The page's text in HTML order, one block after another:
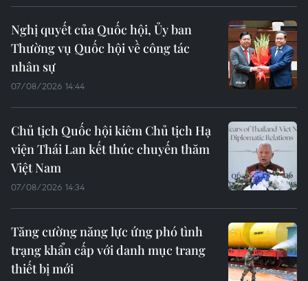
Nghị quyết của Quốc hội, Ủy ban
Thường vụ Quốc hội về công tác
nhân sự
07/08/2026 14:44
Chủ tịch Quốc hội kiêm Chủ tịch Hạ
viện Thái Lan kết thúc chuyến thăm
Việt Nam
07/08/2026 14:34
Tăng cường năng lực ứng phó tình
trạng khẩn cấp với danh mục trang
thiết bị mới